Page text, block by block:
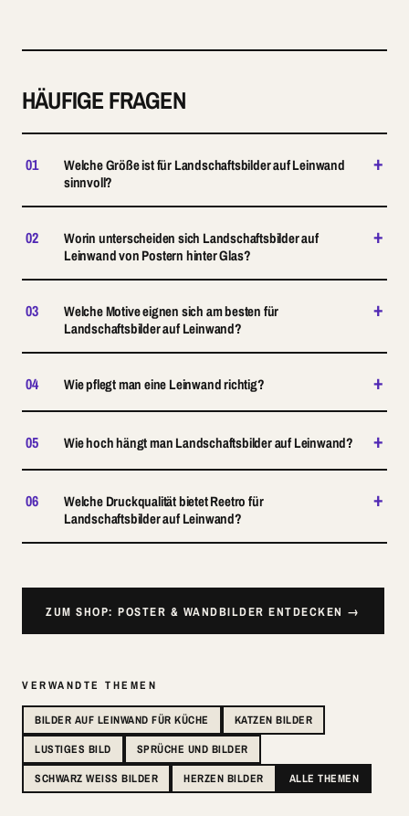
HÄUFIGE FRAGEN
01
Welche Größe ist für Landschaftsbilder auf Leinwand
sinnvoll?
+
02
Worin unterscheiden sich Landschaftsbilder auf
Leinwand von Postern hinter Glas?
+
03
Welche Motive eignen sich am besten für
Landschaftsbilder auf Leinwand?
+
04 Wie pflegt man eine Leinwand richtig? +
05 Wie hoch hängt man Landschaftsbilder auf Leinwand? +
06
Welche Druckqualität bietet Reetro für
Landschaftsbilder auf Leinwand?
+
ZUM SHOP: POSTER & WANDBILDER ENTDECKEN →
VERWANDTE THEMEN
BILDER AUF LEINWAND FÜR KÜCHE
KATZEN BILDER
LUSTIGES BILD
SPRÜCHE UND BILDER
SCHWARZ WEISS BILDER
HERZEN BILDER ALLE THEMEN